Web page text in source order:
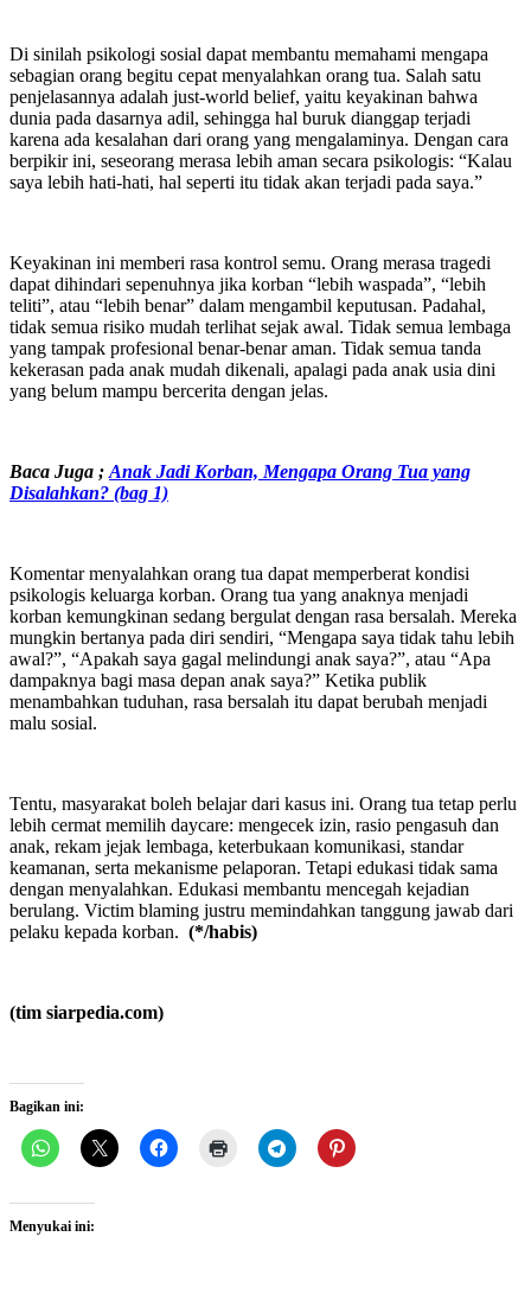
Di sinilah psikologi sosial dapat membantu memahami mengapa
sebagian orang begitu cepat menyalahkan orang tua. Salah satu
penjelasannya adalah just-world belief, yaitu keyakinan bahwa
dunia pada dasarnya adil, sehingga hal buruk dianggap terjadi
karena ada kesalahan dari orang yang mengalaminya. Dengan cara
berpikir ini, seseorang merasa lebih aman secara psikologis: “Kalau
saya lebih hati-hati, hal seperti itu tidak akan terjadi pada saya.”
Keyakinan ini memberi rasa kontrol semu. Orang merasa tragedi
dapat dihindari sepenuhnya jika korban “lebih waspada”, “lebih
teliti”, atau “lebih benar” dalam mengambil keputusan. Padahal,
tidak semua risiko mudah terlihat sejak awal. Tidak semua lembaga
yang tampak profesional benar-benar aman. Tidak semua tanda
kekerasan pada anak mudah dikenali, apalagi pada anak usia dini
yang belum mampu bercerita dengan jelas.
Baca Juga ; Anak Jadi Korban, Mengapa Orang Tua yang
Disalahkan? (bag 1)
Komentar menyalahkan orang tua dapat memperberat kondisi
psikologis keluarga korban. Orang tua yang anaknya menjadi
korban kemungkinan sedang bergulat dengan rasa bersalah. Mereka
mungkin bertanya pada diri sendiri, “Mengapa saya tidak tahu lebih
awal?”, “Apakah saya gagal melindungi anak saya?”, atau “Apa
dampaknya bagi masa depan anak saya?” Ketika publik
menambahkan tuduhan, rasa bersalah itu dapat berubah menjadi
malu sosial.
Tentu, masyarakat boleh belajar dari kasus ini. Orang tua tetap perlu
lebih cermat memilih daycare: mengecek izin, rasio pengasuh dan
anak, rekam jejak lembaga, keterbukaan komunikasi, standar
keamanan, serta mekanisme pelaporan. Tetapi edukasi tidak sama
dengan menyalahkan. Edukasi membantu mencegah kejadian
berulang. Victim blaming justru memindahkan tanggung jawab dari
pelaku kepada korban. (*/habis)
(tim siarpedia.com)
Bagikan ini:
Menyukai ini: